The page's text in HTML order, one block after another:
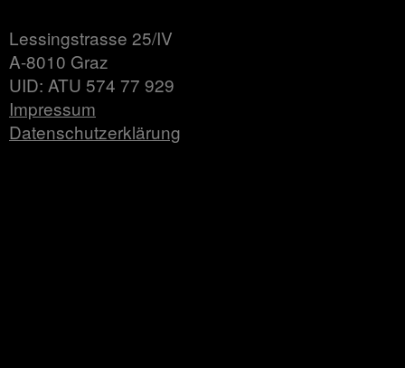
Lessingstrasse 25/IV
A-8010 Graz
UID: ATU 574 77 929
Impressum
Datenschutzerklärung